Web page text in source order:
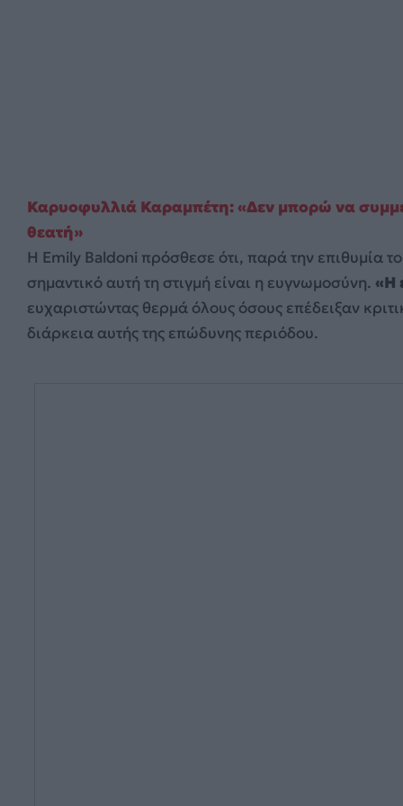
Καρυοφυλλιά Καραμπέτη: «Δεν μπορώ να
θεατή»
Η Emily Baldoni πρόσθεσε ότι, παρά την επιθυμία
σημαντικό αυτή τη στιγμή είναι η ευγνωμοσύνη. «Η
ευχαριστώντας θερμά όλους όσους επέδειξαν
διάρκεια αυτής της επώδυνης περιόδου.